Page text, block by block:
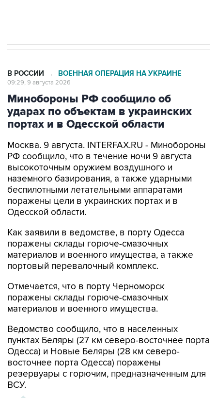
В РОССИИ → ВОЕННАЯ ОПЕРАЦИЯ НА УКРАИНЕ
09:29, 9 августа 2026
Минобороны РФ сообщило об
ударах по объектам в украинских
портах и в Одесской области
Москва. 9 августа. INTERFAX.RU - Минобороны
РФ сообщило, что в течение ночи 9 августа
высокоточным оружием воздушного и
наземного базирования, а также ударными
беспилотными летательными аппаратами
поражены цели в украинских портах и в
Одесской области.
Как заявили в ведомстве, в порту Одесса
поражены склады горюче-смазочных
материалов и военного имущества, а также
портовый перевалочный комплекс.
Отмечается, что в порту Черноморск
поражены склады горюче-смазочных
материалов и военного имущества.
Ведомство сообщило, что в населенных
пунктах Беляры (27 км северо-восточнее порта
Одесса) и Новые Беляры (28 км северо-
восточнее порта Одесса) поражены
резервуары с горючим, предназначенным для
ВСУ.